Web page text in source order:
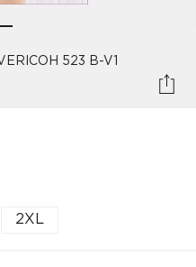
523 B-V1
2XL